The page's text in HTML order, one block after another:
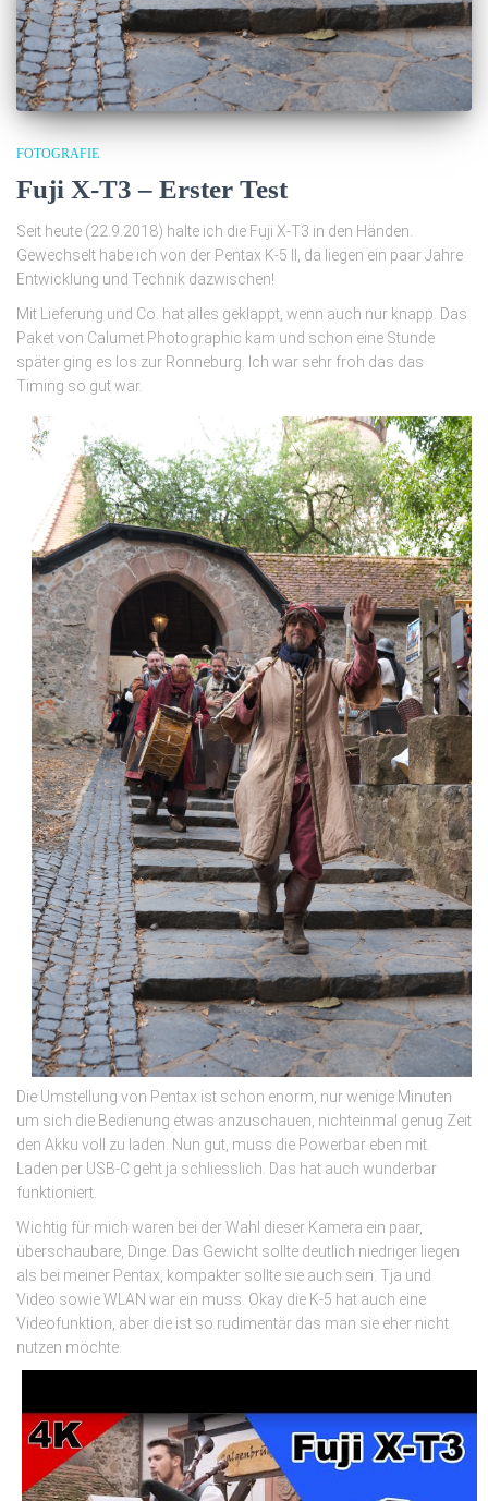
FOTOGRAFIE
Fuji X-T3 – Erster Test
Seit heute (22.9.2018) halte ich die Fuji X-T3 in den Händen.
Gewechselt habe ich von der Pentax K-5 II, da liegen ein paar Jahre
Entwicklung und Technik dazwischen!
Mit Lieferung und Co. hat alles geklappt, wenn auch nur knapp. Das
Paket von Calumet Photographic kam und schon eine Stunde
später ging es los zur Ronneburg. Ich war sehr froh das das
Timing so gut war.
Die Umstellung von Pentax ist schon enorm, nur wenige Minuten
um sich die Bedienung etwas anzuschauen, nichteinmal genug Zeit
den Akku voll zu laden. Nun gut, muss die Powerbar eben mit.
Laden per USB-C geht ja schliesslich. Das hat auch wunderbar
funktioniert.
Wichtig für mich waren bei der Wahl dieser Kamera ein paar,
überschaubare, Dinge. Das Gewicht sollte deutlich niedriger liegen
als bei meiner Pentax, kompakter sollte sie auch sein. Tja und
Video sowie WLAN war ein muss. Okay die K-5 hat auch eine
Videofunktion, aber die ist so rudimentär das man sie eher nicht
nutzen möchte.